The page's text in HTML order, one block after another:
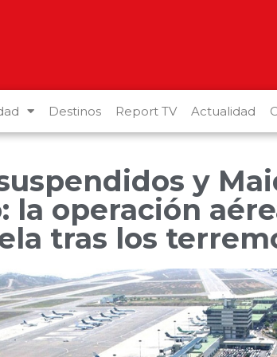
Destinos Report TV Actualidad
y
la operación
tras los